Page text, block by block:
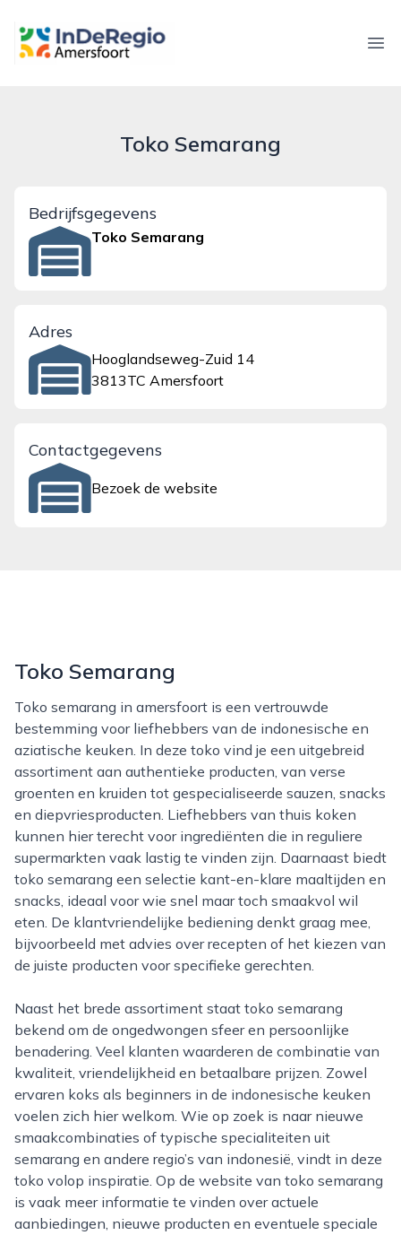
inderegioamersfoort.nl
Toko Semarang
Bedrijfsgegevens
Toko Semarang
Adres
Hooglandseweg-Zuid 14
3813TC Amersfoort
Contactgegevens
Bezoek de website
Toko Semarang
Toko semarang in amersfoort is een vertrouwde
bestemming voor liefhebbers van de indonesische en
aziatische keuken. In deze toko vind je een uitgebreid
assortiment aan authentieke producten, van verse
groenten en kruiden tot gespecialiseerde sauzen, snacks
en diepvriesproducten. Liefhebbers van thuis koken
kunnen hier terecht voor ingrediënten die in reguliere
supermarkten vaak lastig te vinden zijn. Daarnaast biedt
toko semarang een selectie kant-en-klare maaltijden en
snacks, ideaal voor wie snel maar toch smaakvol wil
eten. De klantvriendelijke bediening denkt graag mee,
bijvoorbeeld met advies over recepten of het kiezen van
de juiste producten voor specifieke gerechten.
Naast het brede assortiment staat toko semarang
bekend om de ongedwongen sfeer en persoonlijke
benadering. Veel klanten waarderen de combinatie van
kwaliteit, vriendelijkheid en betaalbare prijzen. Zowel
ervaren koks als beginners in de indonesische keuken
voelen zich hier welkom. Wie op zoek is naar nieuwe
smaakcombinaties of typische specialiteiten uit
semarang en andere regio’s van indonesië, vindt in deze
toko volop inspiratie. Op de website van toko semarang
is vaak meer informatie te vinden over actuele
aanbiedingen, nieuwe producten en eventuele speciale